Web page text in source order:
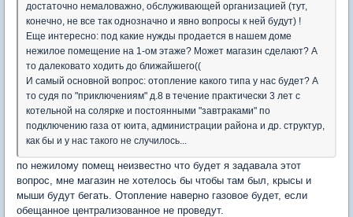
достаточно немаловажно, обслуживающей организацией (тут,
конечно, не все так однозначно и явно вопросы к ней будут) !
Еще интересно: под какие нужды продается в нашем доме
нежилое помещение на 1-ом этаже? Может магазин сделают? А
то далековато ходить до ближайшего((
И самый основной вопрос: отопление какого типа у нас будет? А
то судя по "приключениям" д.8 в течение практически 3 лет с
котельной на солярке и постоянными "завтраками" по
подключению газа от юита, администрации района и др. структур,
как бы и у нас такого не случилось...
по нежилому помещ неизвестно что будет я задавала этот
вопрос, мне магазин не хотелось бы чтобы там был, крысы и
мыши будут бегать. Отопление наверно газовое будет, если
обещанное централизованное не проведут.